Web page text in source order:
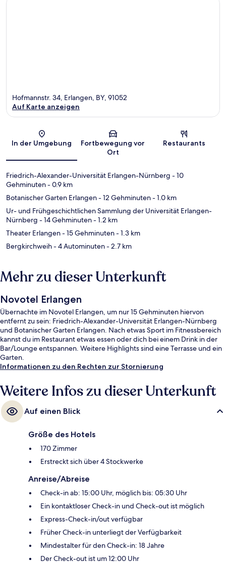
Karte
Hofmannstr. 34, Erlangen, BY, 91052
Auf Karte anzeigen
In der Umgebung
Fortbewegung vor
Ort
Restaurants
Friedrich-Alexander-Universität Erlangen-Nürnberg - 10
Gehminuten- 0.9 km
Botanischer Garten Erlangen- 12 Gehminuten- 1.0 km
Ur- und Frühgeschichtlichen Sammlung der Universität Erlangen-
Nürnberg - 14 Gehminuten- 1.2 km
Theater Erlangen- 15 Gehminuten- 1.3 km
Bergkirchweih- 4 Autominuten- 2.7 km
Mehr zu dieser Unterkunft
Novotel Erlangen
Übernachte im Novotel Erlangen, um nur 15 Gehminuten hiervon
entfernt zu sein: Friedrich-Alexander-Universität Erlangen-Nürnberg
und Botanischer Garten Erlangen. Nach etwas Sport im Fitnessbereich
kannst du im Restaurant etwas essen oder dich bei einem Drink in der
Bar/Lounge entspannen. Weitere Highlights sind eine Terrasse und ein
Garten.
Informationen zu den Rechten zur Stornierung
Weitere Infos zu dieser Unterkunft
Auf einen Blick
Größe des Hotels
170 Zimmer
Erstreckt sich über 4 Stockwerke
Anreise/Abreise
Check-in ab: 15:00 Uhr, möglich bis: 05:30 Uhr
Ein kontaktloser Check-in und Check-out ist möglich
Express-Check-in/out verfügbar
Früher Check-in unterliegt der Verfügbarkeit
Mindestalter für den Check-in: 18 Jahre
Der Check-out ist um 12:00 Uhr